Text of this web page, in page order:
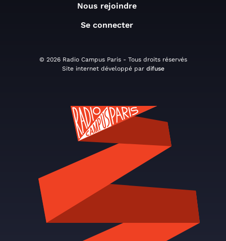
Nous rejoindre
Se connecter
© 2026 Radio Campus Paris - Tous droits réservés
Site internet développé par difuse